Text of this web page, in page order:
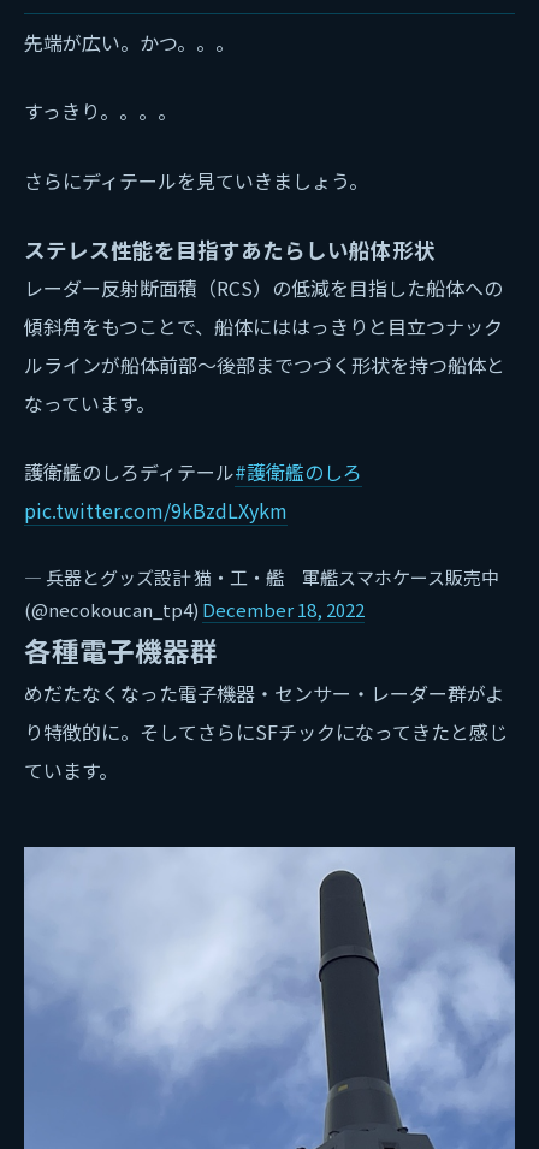
先端が広い。かつ。。。
すっきり。。。。
さらにディテールを見ていきましょう。
ステレス性能を目指すあたらしい船体形状
レーダー反射断面積（RCS）の低減を目指した船体への
傾斜角をもつことで、船体にははっきりと目立つナック
ルラインが船体前部～後部までつづく形状を持つ船体と
なっています。
護衛艦のしろディテール#護衛艦のしろ
pic.twitter.com/9kBzdLXykm
— 兵器とグッズ設計 猫・工・艦 軍艦スマホケース販売中
(@necokoucan_tp4) December 18, 2022
各種電子機器群
めだたなくなった電子機器・センサー・レーダー群がよ
り特徴的に。そしてさらにSFチックになってきたと感じ
ています。